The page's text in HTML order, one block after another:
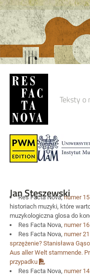
Teksty o
Jan Stęszewski
Res Facta Nova, numer 15
historiach muzyki, które
muzykologiczna glosa do
Res Facta Nova, numer 16
Res Facta Nova, numer 21
sprzężenie? Stanisława
Aus aller Welt stammende.
przypadku
Res Facta Nova, numer 14